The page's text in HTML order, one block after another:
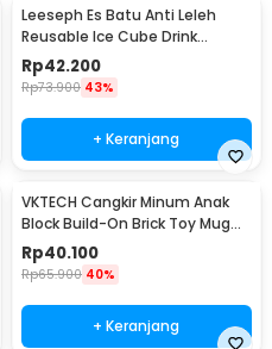
Leeseph Es Batu Anti Leleh
Reusable Ice Cube Drink
Stainless Steel 304 8 PCS -
W0043
Rp42.200
Rp73.900 43%
+ Keranjang
VKTECH Cangkir Minum Anak
Block Build-On Brick Toy Mug
350ml - 936SN
Rp40.100
Rp65.900 40%
+ Keranjang